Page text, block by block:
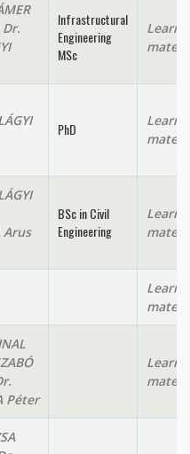
Dr.
Infrastructural
Engineering
MSc
PhD
Arus
BSc in Civil
Engineering
Péter